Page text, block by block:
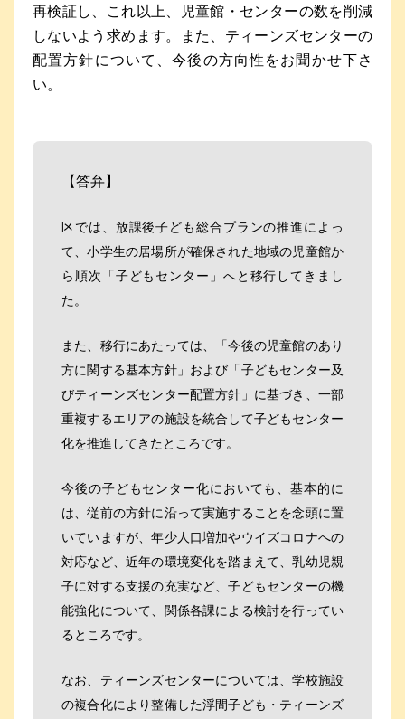
再検証し、これ以上、児童館・センターの数を削減
しないよう求めます。また、ティーンズセンターの
配置方針について、今後の方向性をお聞かせ下さ
い。
【答弁】
区では、放課後子ども総合プランの推進によっ
て、小学生の居場所が確保された地域の児童館か
ら順次「子どもセンター」へと移行してきまし
た。
また、移行にあたっては、「今後の児童館のあり
方に関する基本方針」および「子どもセンター及
びティーンズセンター配置方針」に基づき、一部
重複するエリアの施設を統合して子どもセンター
化を推進してきたところです。
今後の子どもセンター化においても、基本的に
は、従前の方針に沿って実施することを念頭に置
いていますが、年少人口増加やウイズコロナへの
対応など、近年の環境変化を踏まえて、乳幼児親
子に対する支援の充実など、子どもセンターの機
能強化について、関係各課による検討を行ってい
るところです。
なお、ティーンズセンターについては、学校施設
の複合化により整備した浮間子ども・ティーンズ